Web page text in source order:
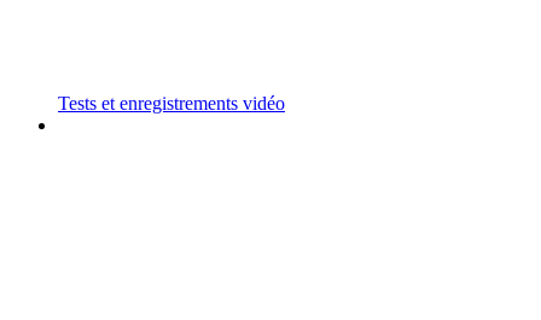
Tests et enregistrements vidéo